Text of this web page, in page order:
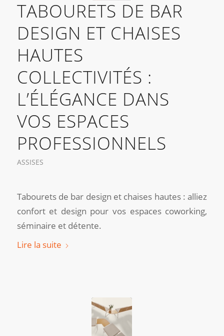
TABOURETS DE BAR
DESIGN ET CHAISES
HAUTES
COLLECTIVITÉS :
L’ÉLÉGANCE DANS
VOS ESPACES
PROFESSIONNELS
ASSISES
Tabourets de bar design et chaises hautes : alliez
confort et design pour vos espaces coworking,
séminaire et détente.
Lire la suite